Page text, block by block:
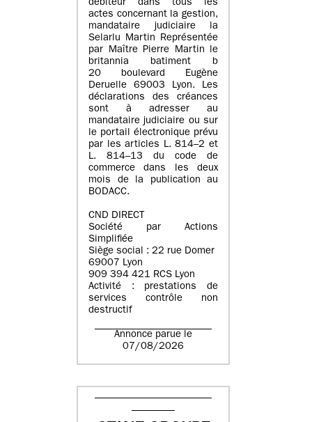
débiteur dans tous les
actes concernant la gestion,
mandataire judiciaire la
Selarlu Martin Représentée
par Maître Pierre Martin le
britannia batiment b
20 boulevard Eugène
Deruelle 69003 Lyon. Les
déclarations des créances
sont à adresser au
mandataire judiciaire ou sur
le portail électronique prévu
par les articles L. 814–2 et
L. 814–13 du code de
commerce dans les deux
mois de la publication au
BODACC.
CND DIRECT
Société par Actions
Simplifiée
Siège social : 22 rue Domer
69007 Lyon
909 394 421 RCS Lyon
Activité : prestations de
services contrôle non
destructif
Annonce parue le
07/08/2026